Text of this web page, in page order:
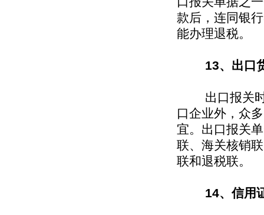
款后，连同银
能办理退税。
13、出口
出口报关时
口企业外，众
宜。出口报关
联、海关核销
联和退税联。
14、信用